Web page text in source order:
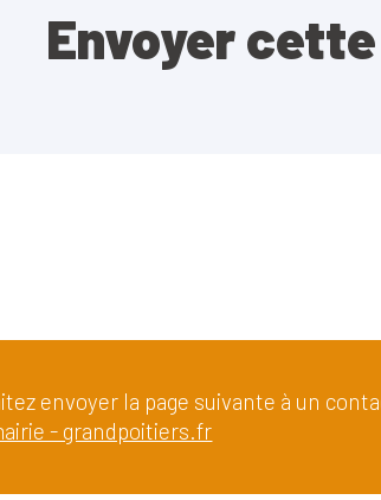
Envoyer
envoyer la page suivante à un
- grandpoitiers.fr